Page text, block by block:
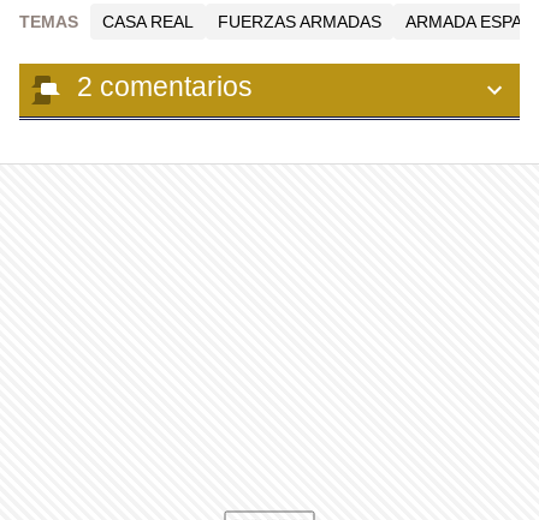
TEMAS CASA REAL FUERZAS ARMADAS ARMADA
2 comentarios